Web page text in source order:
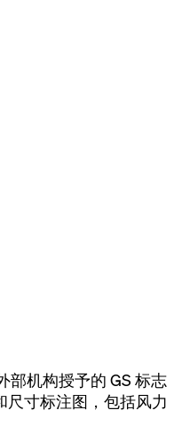
部机构授予的 GS 标志
尺寸标注图，包括风力